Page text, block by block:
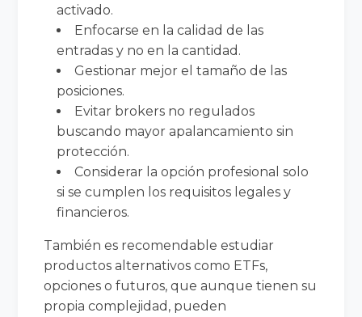
activado.
Enfocarse en la calidad de las
entradas y no en la cantidad.
Gestionar mejor el tamaño de las
posiciones.
Evitar brokers no regulados
buscando mayor apalancamiento sin
protección.
Considerar la opción profesional solo
si se cumplen los requisitos legales y
financieros.
También es recomendable estudiar
productos alternativos como ETFs,
opciones o futuros, que aunque tienen su
propia complejidad, pueden